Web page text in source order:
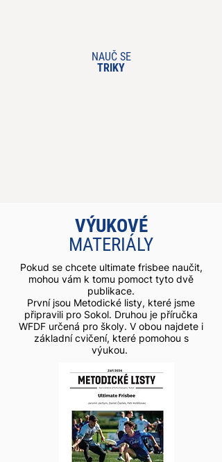
NAUČ SE
TRIKY
VÝUKOVÉ
MATERIÁLY
Pokud se chcete ultimate frisbee naučit,
mohou vám k tomu pomoct tyto dvě
publikace.
První jsou Metodické listy, které jsme
připravili pro Sokol. Druhou je příručka
WFDF určená pro školy. V obou najdete i
základní cvičení, které pomohou s
výukou.